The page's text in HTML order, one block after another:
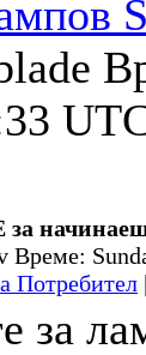
за
Време:
Потребител
за